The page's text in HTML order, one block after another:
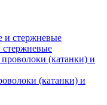
(катанки) и